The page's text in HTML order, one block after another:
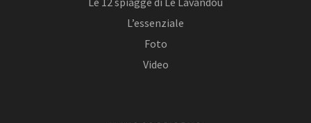
L’essenziale
Foto
Video